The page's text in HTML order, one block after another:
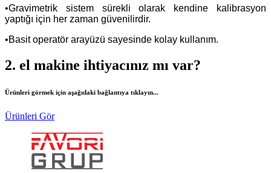
•Gravimetrik sistem sürekli olarak kendine kalibrasyon
yaptığı için her zaman güvenilirdir.
•Basit operatör arayüzü sayesinde kolay kullanım.
2. el makine ihtiyacınız mı var?
Ürünleri görmek için aşağıdaki bağlantıya tıklayın...
Ürünleri Gör